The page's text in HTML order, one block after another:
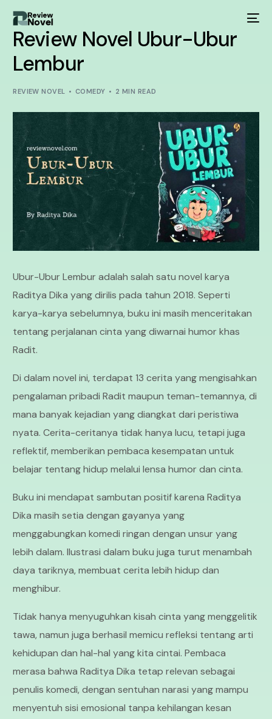
Review Novel Ubur-Ubur
Lembur
REVIEW NOVEL COMEDY 2 MIN READ
Ubur-Ubur Lembur adalah salah satu novel karya
Raditya Dika yang dirilis pada tahun 2018. Seperti
karya-karya sebelumnya, buku ini masih menceritakan
tentang perjalanan cinta yang diwarnai humor khas
Radit.
Di dalam novel ini, terdapat 13 cerita yang mengisahkan
pengalaman pribadi Radit maupun teman-temannya, di
mana banyak kejadian yang diangkat dari peristiwa
nyata. Cerita-ceritanya tidak hanya lucu, tetapi juga
reflektif, memberikan pembaca kesempatan untuk
belajar tentang hidup melalui lensa humor dan cinta.
Buku ini mendapat sambutan positif karena Raditya
Dika masih setia dengan gayanya yang
menggabungkan komedi ringan dengan unsur yang
lebih dalam. Ilustrasi dalam buku juga turut menambah
daya tariknya, membuat cerita lebih hidup dan
menghibur.
Tidak hanya menyuguhkan kisah cinta yang menggelitik
tawa, namun juga berhasil memicu refleksi tentang arti
kehidupan dan hal-hal yang kita cintai. Pembaca
merasa bahwa Raditya Dika tetap relevan sebagai
penulis komedi, dengan sentuhan narasi yang mampu
menyentuh sisi emosional tanpa kehilangan kesan